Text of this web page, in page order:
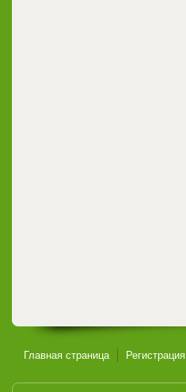
Главная страница Регистрация